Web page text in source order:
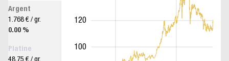
Argent
1.768 € / gr.
0.00 %
Platine
100
120